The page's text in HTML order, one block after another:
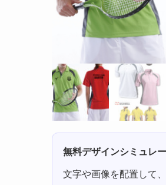
無料デザインシミュレ
文字や画像を配置して